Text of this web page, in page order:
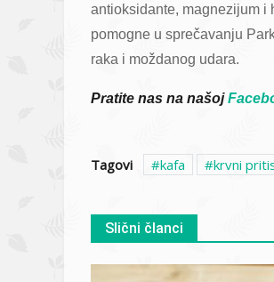
antioksidante, magnezijum i
pomogne u sprečavanju
raka i moždanog udara.
Pratite nas na našoj
Tagovi kafa krvni
Slični članci